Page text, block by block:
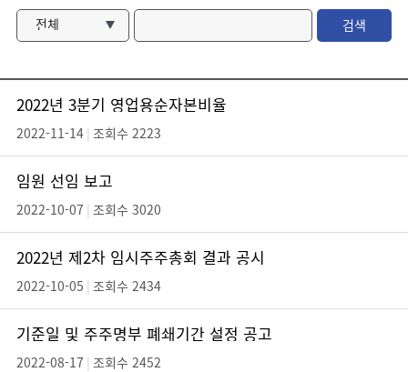
전체 검색
2022년 3분기 영업용순자본비율
2022-11-14 | 조회수 2223
임원 선임 보고
2022-10-07 | 조회수 3020
2022년 제2차 임시주주총회 결과 공시
2022-10-05 | 조회수 2434
기준일 및 주주명부 폐쇄기간 설정 공고
2022-08-17 | 조회수 2452